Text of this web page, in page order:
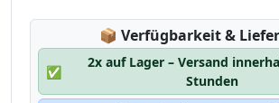
📦 Lagerstatus:
Verfügbarkeit &
✅
2x auf Lager – Versand
Stunden